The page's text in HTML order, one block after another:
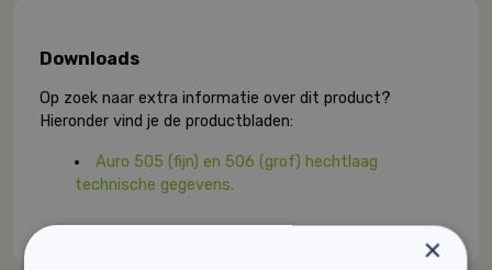
Downloads
Op zoek naar extra informatie over dit product?
Hieronder vind je de productbladen:
Auro 505 (fijn) en 506 (grof) hechtlaag
technische gegevens.
×